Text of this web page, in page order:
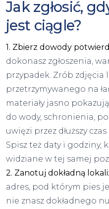
Jak zgłosić,
jest ciągle?
1. Zbierz dowody
dokonasz zgłoszenia,
przypadek. Zrób
przetrzymywanego na
materiały jasno
do wody, schronienia,
uwięzi przez dłuższy
Spisz też daty i godziny,
widziane w tej samej
2. Zanotuj dokładną
adres, pod którym pies
nie znasz dokładnego